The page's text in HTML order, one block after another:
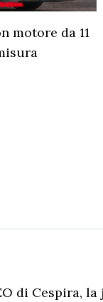
motore da 11
di Cespira,